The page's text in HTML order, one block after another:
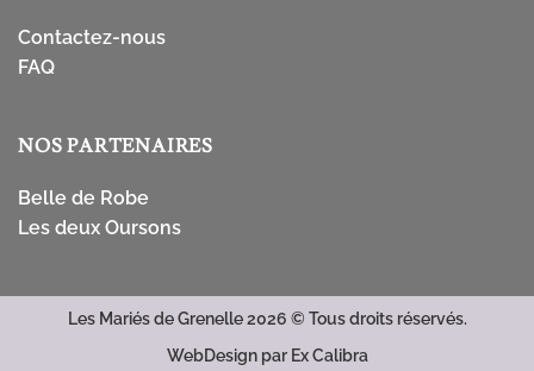
Contactez-nous
FAQ
NOS PARTENAIRES
Belle de Robe
Les deux Oursons
Les Mariés de Grenelle 2026 © Tous droits réservés.
WebDesign par Ex Calibra